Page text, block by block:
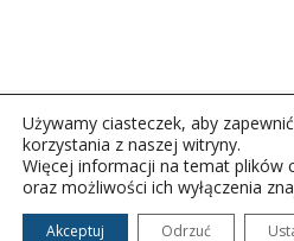
Copyright © 2026Polskie Radio
Wszelkie prawa zastrzeżone.
Używamy ciasteczek, aby
korzystania z naszej witryny.
Więcej informacji na temat plików
oraz możliwości ich wyłączenia
Akceptuj Odrzuć